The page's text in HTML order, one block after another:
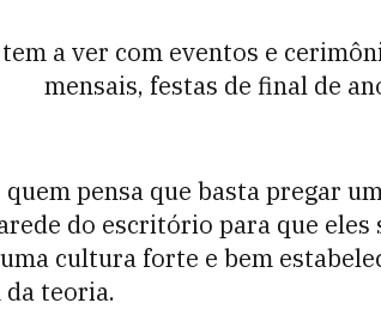
a ver com eventos e
festas de final de
quem pensa que basta pregar
do escritório para que eles
cultura forte e bem
teoria.